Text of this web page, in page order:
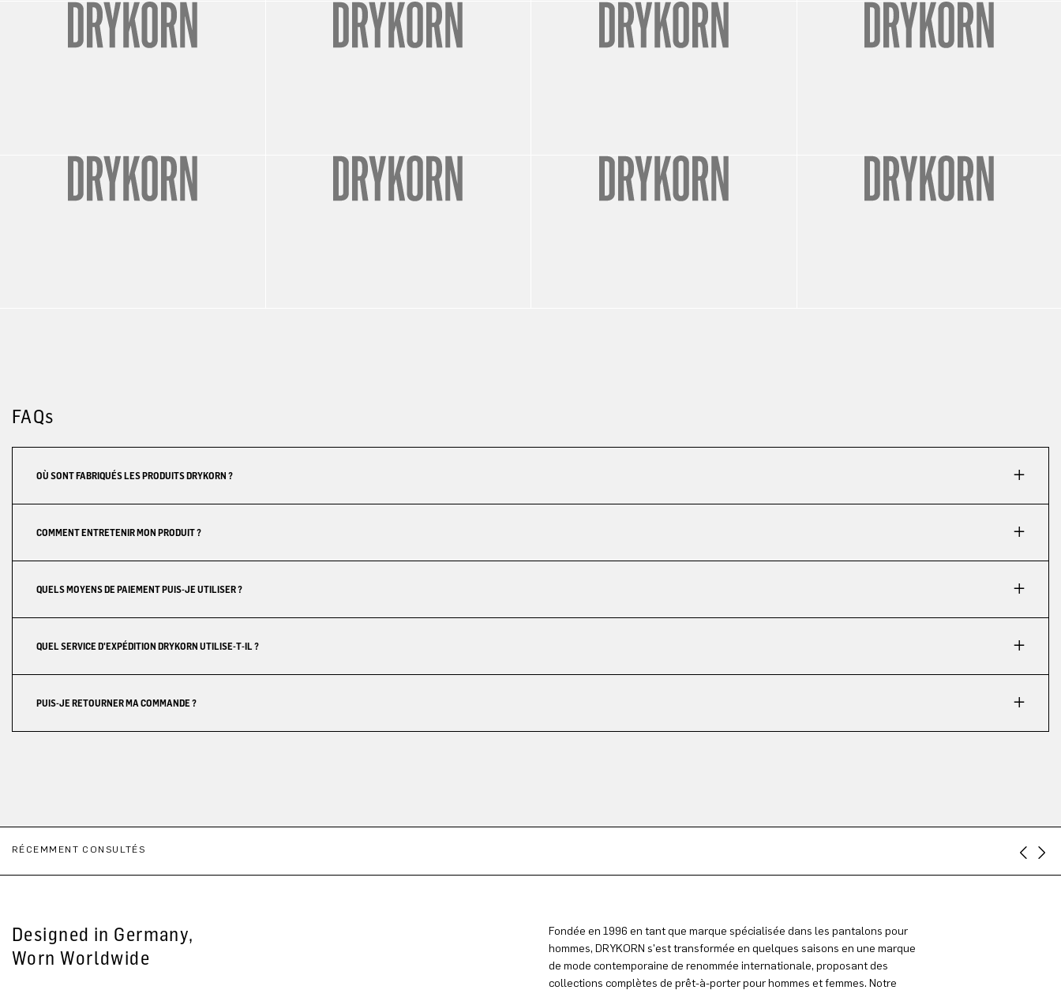
FAQs
OÙ SONT FABRIQUÉS LES PRODUITS DRYKORN ?
COMMENT ENTRETENIR MON PRODUIT ?
QUELS MOYENS DE PAIEMENT PUIS-JE UTILISER ?
QUEL SERVICE D'EXPÉDITION DRYKORN UTILISE-T-IL ?
PUIS-JE RETOURNER MA COMMANDE ?
RÉCEMMENT CONSULTÉS
Designed in Germany,
Worn Worldwide
Fondée en 1996 en tant que marque spécialisée dans les pantalons pour
hommes, DRYKORN s'est transformée en quelques saisons en une marque
de mode contemporaine de renommée internationale, proposant des
collections complètes de prêt-à-porter pour hommes et femmes. Notre